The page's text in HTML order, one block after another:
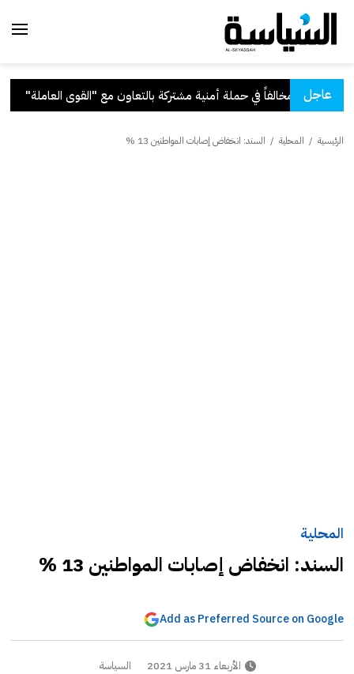
عاجلمع "القوى العاملة"
الرئيسية / المحلية / السند: انخفاض إصابات المواطنين 13 %
المحلية
السند: انخفاض إصابات المواطنين 13 %
Add as Preferred Source on Google
الأربعاء 31 مارس 2021 السياسة